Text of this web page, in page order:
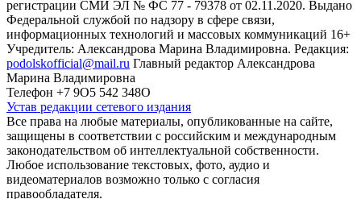
регистрации СМИ ЭЛ № ФС 77 - 79378 от 02.11.2020. Выдано
Федеральной службой по надзору в сфере связи,
информационных технологий и массовых коммуникаций 16+
Учредитель: Александрова Марина Владимировна. Редакция:
podolskofficial@mail.ru Главный редактор Александрова
Марина Владимировна
Телефон +7 9О5 542 348О
Устав редакции сетевого издания
Все права на любые материалы, опубликованные на сайте,
защищены в соответствии с российским и международным
законодательством об интеллектуальной собственности.
Любое использование текстовых, фото, аудио и
видеоматериалов возможно только с согласия
правообладателя.